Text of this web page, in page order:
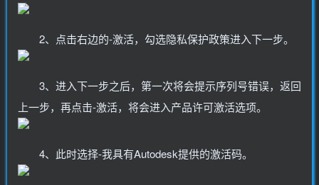
2、点击右边的-激活，勾选隐私保护政策进入下一步。
3、进入下一步之后，第一次将会提示序列号错误，返回
上一步，再点击-激活，将会进入产品许可激活选项。
4、此时选择-我具有Autodesk提供的激活码。